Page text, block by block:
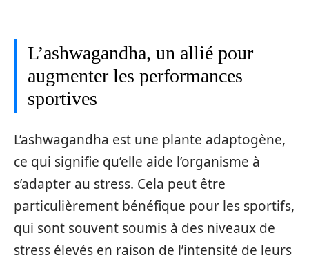
L’ashwagandha, un allié pour
augmenter les performances
sportives
L’ashwagandha est une plante adaptogène,
ce qui signifie qu’elle aide l’organisme à
s’adapter au stress. Cela peut être
particulièrement bénéfique pour les sportifs,
qui sont souvent soumis à des niveaux de
stress élevés en raison de l’intensité de leurs